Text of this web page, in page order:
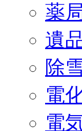
薬
遺
除
電
電